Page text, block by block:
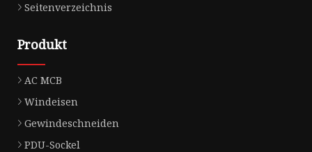
Seitenverzeichnis
Produkt
AC MCB
Windeisen
Gewindeschneiden
PDU-Sockel